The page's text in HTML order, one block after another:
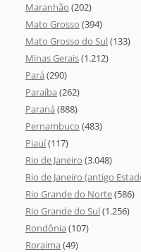
Maranhão (202)
Mato Grosso (394)
Mato Grosso do Sul(133)
Minas Gerais(1.212)
Pará (290)
Paraíba (262)
Paraná (888)
Pernambuco (483)
Piauí(117)
Rio de Janeiro (3.048)
Rio de Janeiro (antigo
Rio Grande do Norte(586)
Rio Grande do Sul(1.256)
Rondônia (107)
Roraima (49)